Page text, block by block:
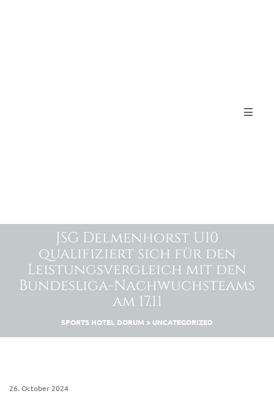
JSG Delmenhorst U10
qualifiziert sich für den
Leistungsvergleich mit den
Bundesliga-Nachwuchsteams
am 17.11
SPORTS HOTEL DORUM > UNCATEGORIZED
26. October 2024